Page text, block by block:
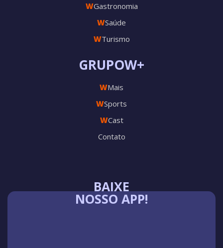
BAIXE
NOSSO APP!
GRUPOW+
WMais
WSports
WCast
Contato
WGastronomia
WSaúde
WTurismo